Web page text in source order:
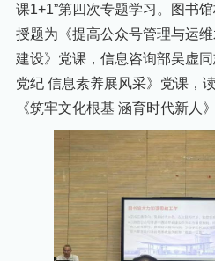
课1+1”第四次专题学习。图书
授题为《提高公众号管理与运
建设》党课，信息咨询部吴虚
党纪 信息素养展风采》党课，
《筑牢文化根基 涵育时代新人